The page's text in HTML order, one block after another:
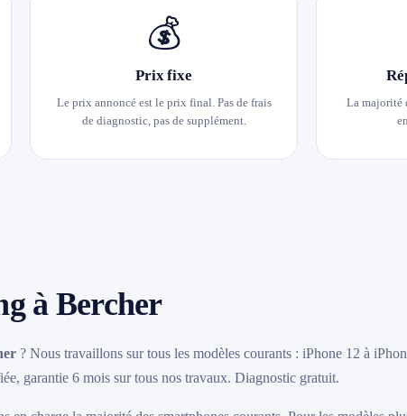
💰
Prix fixe
Le prix annoncé est le prix final. Pas de frais
de diagnostic, pas de supplément.
La majorité
à Bercher
? Nous travaillons sur tous les modèles courants : iPhone 12 à
garantie 6 mois sur tous nos travaux. Diagnostic gratuit.